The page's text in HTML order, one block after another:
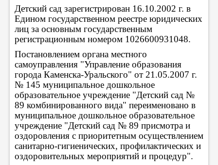
Детский сад зарегистрирован 16.10.2002 г. в
Едином государственном реестре юридических
лиц за основным государственным
регистрационным номером 1026600931048.
Постановлением органа местного
самоуправления "Управление образования
города Каменска-Уральского" от 21.05.2007 г.
№ 145 муниципальное дошкольное
образовательное учреждение "Детский сад №
89 комбинированного вида" переименовано в
муниципальное дошкольное образовательное
учреждение "Детский сад № 89 присмотра и
оздоровления с приоритетным осуществлением
санитарно-гигиенических, профилактических и
оздоровительных мероприятий и процедур".